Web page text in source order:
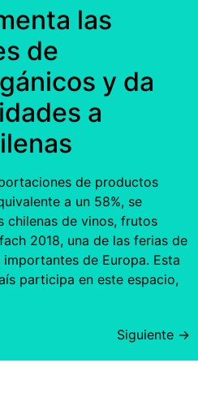
las
de
y da
a
de productos
a un 58%, se
chilenas de vinos, frutos
2018, una de las ferias de
de Europa. Esta
participa en este espacio,
Siguiente →